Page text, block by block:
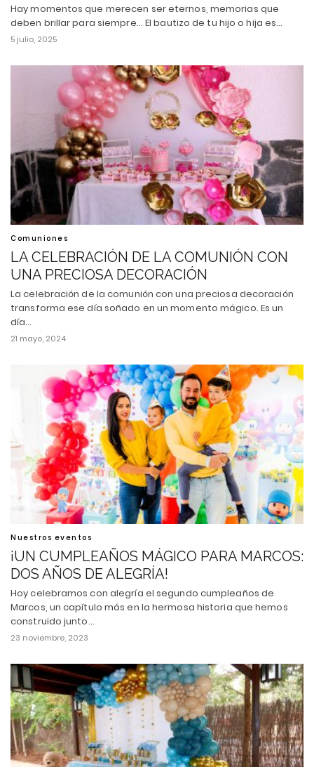
Hay momentos que merecen ser eternos, memorias que
deben brillar para siempre... El bautizo de tu hijo o hija es…
5 julio, 2025
Comuniones
LA CELEBRACIÓN DE LA COMUNIÓN CON
UNA PRECIOSA DECORACIÓN
La celebración de la comunión con una preciosa decoración
transforma ese día soñado en un momento mágico. Es un
día…
21 mayo, 2024
Nuestros eventos
¡UN CUMPLEAÑOS MÁGICO PARA MARCOS:
DOS AÑOS DE ALEGRÍA!
Hoy celebramos con alegría el segundo cumpleaños de
Marcos, un capítulo más en la hermosa historia que hemos
construido junto…
23 noviembre, 2023